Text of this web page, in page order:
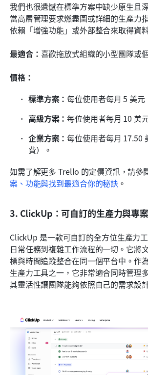
我們也很遺憾在標準方案中缺少原生且
當高層管理要求燃盡圖或詳細的生產力
依賴「增強功能」或外部整合來取得資
最適合： 喜歡拖放式組織的小型團隊或
價格：
標準方案：每位使用者每月 5 美元
高級方案：每位使用者每月 10 美
企業方案：每位使用者每月 17.50
費）。
如需了解更多 Trello 的定價資訊，請參
案、功能與找到最適合你的秘訣 。
3. ClickUp：可自訂的生產力與專
ClickUp 是一款可自訂的全方位生產力
日常任務到複雜工作流程的一切。它將
標與時間追蹤整合在同一個平台中。作
生產力工具之一，它非常適合同時管理
其靈活性讓團隊能夠依照自己的需求設